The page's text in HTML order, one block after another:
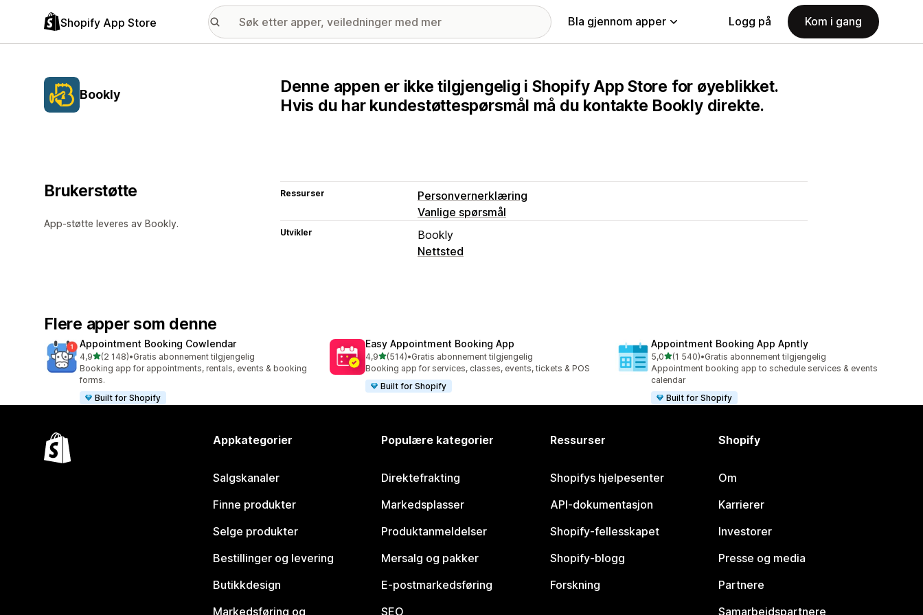
Shopify App Store Bla gjennom apper Logg på Kom i gang
Bookly
Denne appen er ikke tilgjengelig i Shopify App Store for øyeblikket.
Hvis du har kundestøttespørsmål må du kontakte Bookly direkte.
Brukerstøtte
App-støtte leveres av Bookly.
Ressurser
Personvernerklæring
Vanlige spørsmål
Utvikler
Bookly
Nettsted
Flere apper som denne
Appointment Booking Cowlendar
4,9av 5 stjerner
(2 148)
Totalt 2148 omtaler
•Gratis abonnement tilgjengelig
Booking app for appointments, rentals, events & booking
forms.
Built for Shopify
Easy Appointment Booking App
4,9av 5 stjerner
(514)
Totalt 514 omtaler
•Gratis abonnement tilgjengelig
Booking app for services, classes, events, tickets & POS
Built for Shopify
Appointment Booking App Apntly
5,0av 5 stjerner
(1 540)
Totalt 1540 omtaler
•Gratis abonnement tilgjengelig
Appointment booking app to schedule services & events
calendar
Built for Shopify
Appkategorier
Salgskanaler
Finne produkter
Selge produkter
Bestillinger og levering
Butikkdesign
Markedsføring og
Populære kategorier
Direktefrakting
Markedsplasser
Produktanmeldelser
Mersalg og pakker
E-postmarkedsføring
SEO
Ressurser
Shopifys hjelpesenter
API-dokumentasjon
Shopify-fellesskapet
Shopify-blogg
Forskning
Shopify
Om
Karrierer
Investorer
Presse og media
Partnere
Samarbeidspartnere